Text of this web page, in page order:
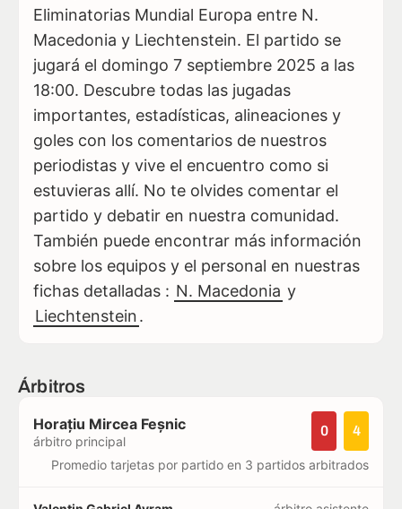
Eliminatorias Mundial Europa entre N.
Macedonia y Liechtenstein. El partido se
jugará el domingo 7 septiembre 2025 a las
18:00. Descubre todas las jugadas
importantes, estadísticas, alineaciones y
goles con los comentarios de nuestros
periodistas y vive el encuentro como si
estuvieras allí. No te olvides comentar el
partido y debatir en nuestra comunidad.
También puede encontrar más información
sobre los equipos y el personal en nuestras
fichas detalladas : N. Macedonia y
Liechtenstein.
Árbitros
Horațiu Mircea Feșnic
árbitro principal
0 4
Promedio tarjetas por partido en 3 partidos arbitrados